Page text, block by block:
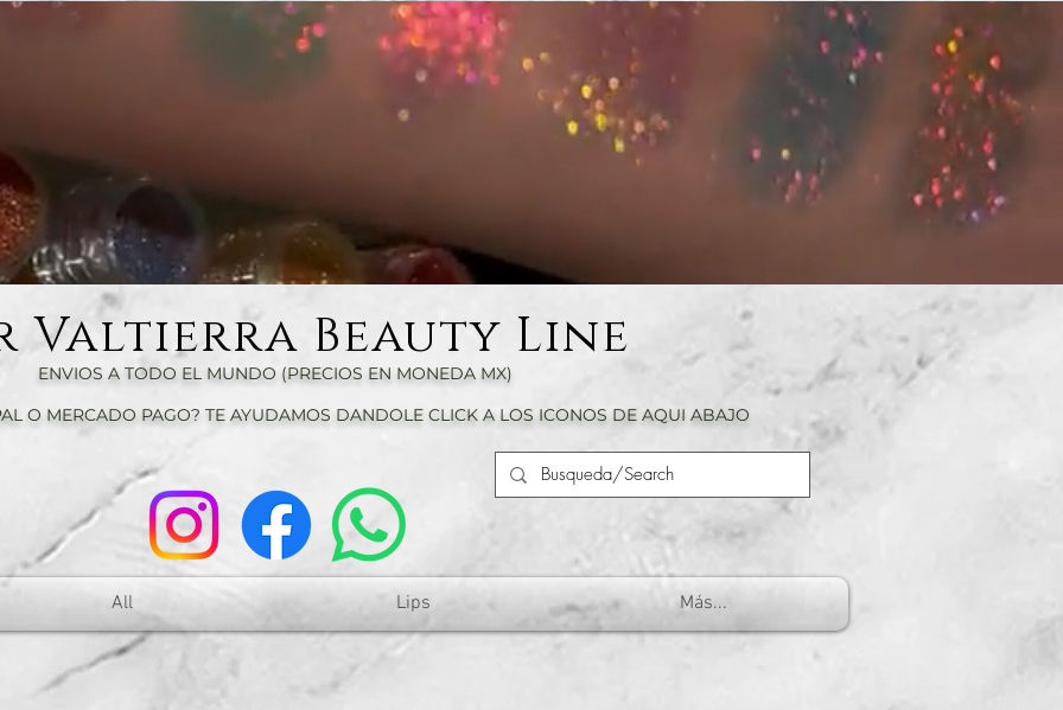
Valtierra Beauty Line
ENVIOS A TODO EL MUNDO (PRECIOS EN MONEDA MX)
O MERCADO PAGO? TE AYUDAMOS DANDOLE CLICK A LOS ICONOS DE AQUI ABAJO
All Lips Más...